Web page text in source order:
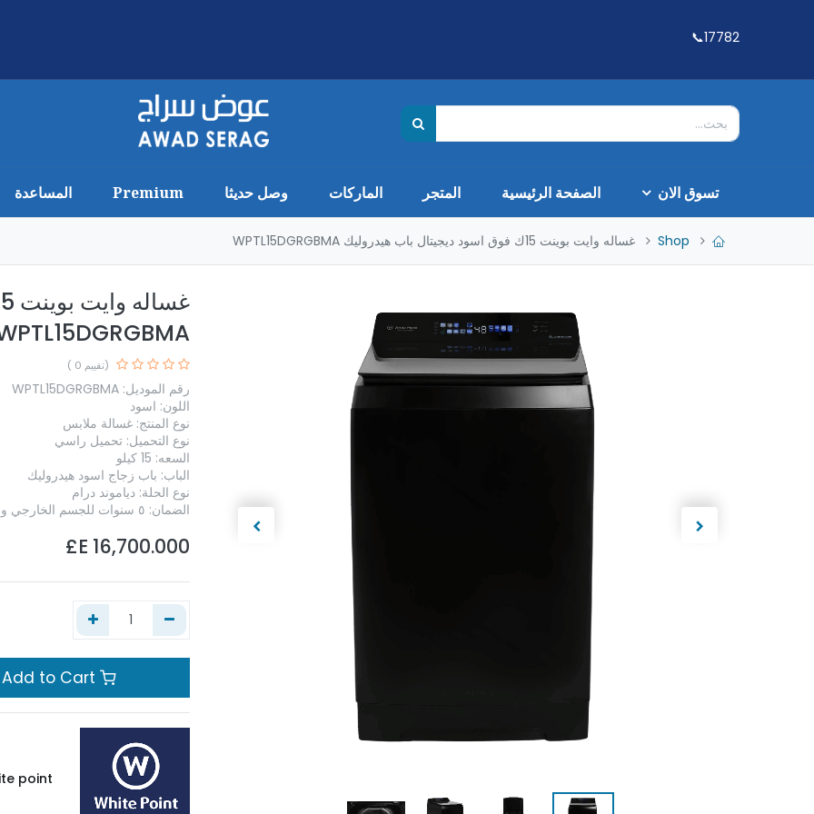
17782📞
تسوق الان الصفحة الرئيسية المتجر الماركات وصل حديثا Premium المساعدة
Shop غساله وايت بوينت 15ك فوق اسود ديجيتال باب هيدروليك WPTL15DGRGBMA
(تقييم 0 )
رقم الموديل: WPTL15DGRGBMA
اللون: اسود
نوع المنتج: غسالة ملابس
نوع التحميل: تحميل راسي
السعه: 15 كيلو
الباب: باب زجاج اسود هيدروليك
نوع الحلة: دياموند درام
الضمان: ٥ سنوات للجسم الخارجي و سنتان للمكونات الداخلية
16,700.000
Add to Cart
point